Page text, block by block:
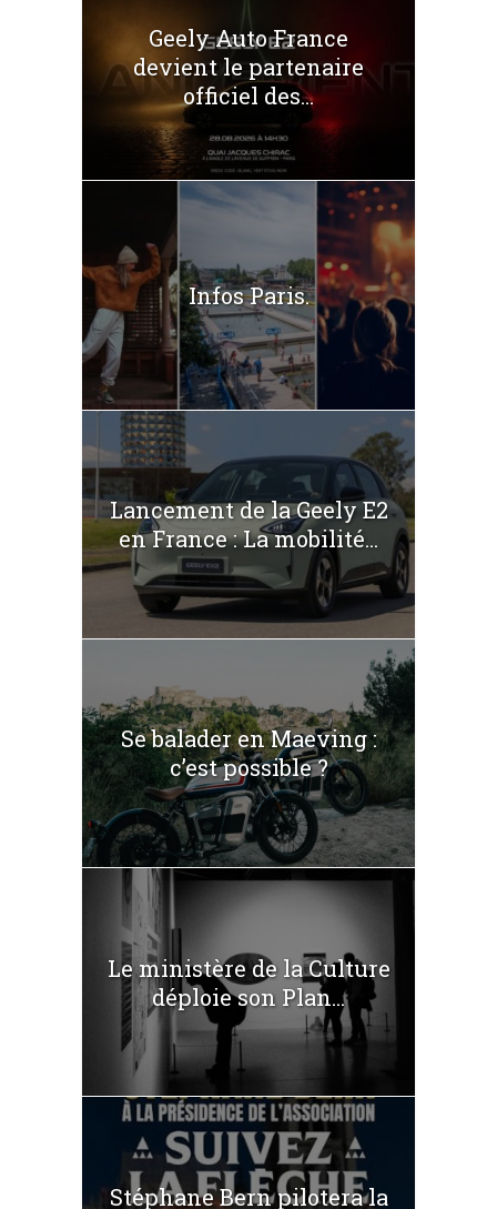
Geely Auto France
devient le partenaire
officiel des...
Infos Paris.
Lancement de la Geely E2
en France : La mobilité...
Se balader en Maeving :
c’est possible ?
Le ministère de la Culture
déploie son Plan...
Stéphane Bern pilotera la